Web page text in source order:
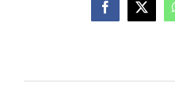
Facebook
X